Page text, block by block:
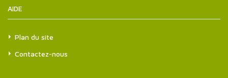
AIDE
Plan du site
Contactez-nous